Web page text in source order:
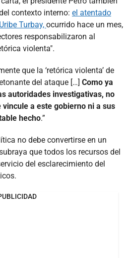
contexto interno: el atentado
Turbay, ocurrido hace un mes,
responsabilizaron al
violenta".
que la ‘retórica violenta’ de
del ataque […] Como ya
autoridades investigativas, no
a este gobierno ni a sus
hecho.”
no debe convertirse en un
que todos los recursos del
del esclarecimiento del